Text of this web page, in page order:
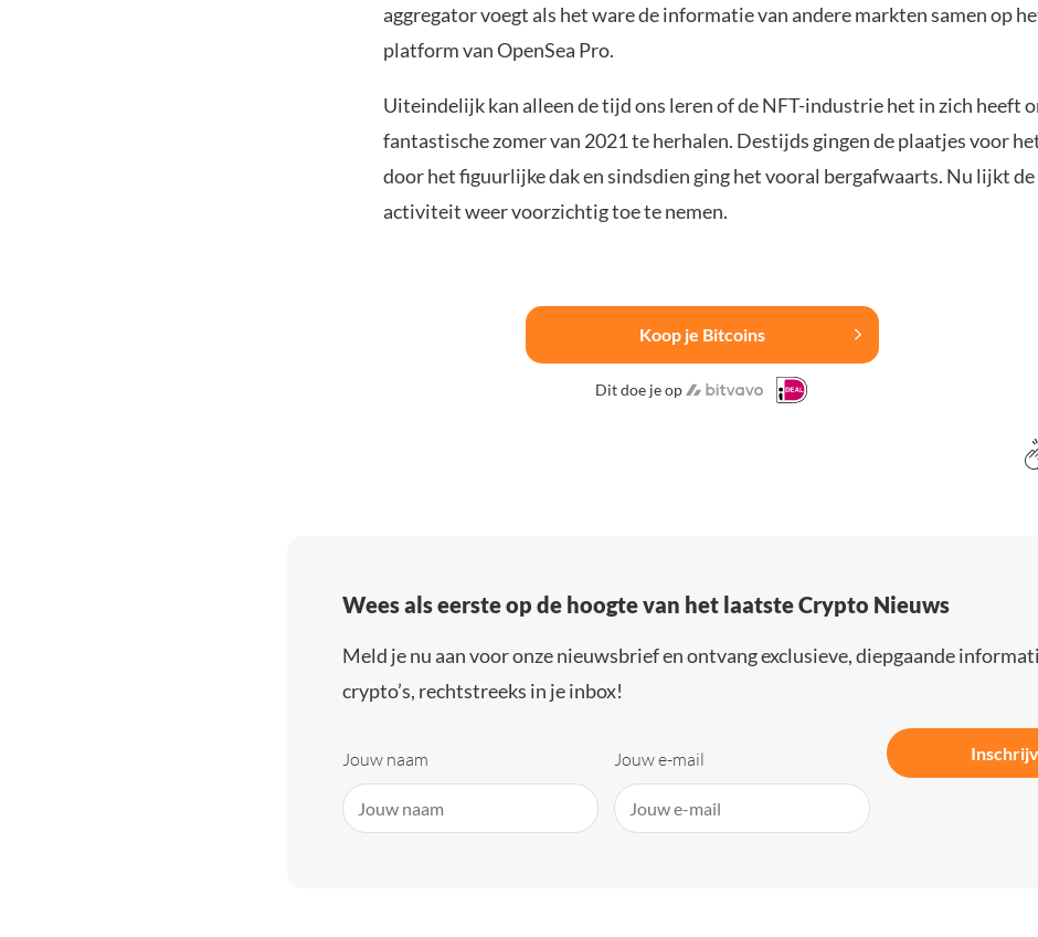
aggregator voegt als het ware de informatie van andere markten samen op
platform van OpenSea Pro.
Uiteindelijk kan alleen de tijd ons leren of de NFT-industrie het in zich heeft
fantastische zomer van 2021 te herhalen. Destijds gingen de plaatjes voor
door het figuurlijke dak en sindsdien ging het vooral bergafwaarts. Nu lijkt de
activiteit weer voorzichtig toe te nemen.
Koop je Bitcoins
Dit doe je op
Wees als eerste op de hoogte van het laatste Crypto Nieuws
Meld je nu aan voor onze nieuwsbrief en ontvang exclusieve, diepgaande
crypto’s, rechtstreeks in je inbox!
Jouw naam Jouw e-mail